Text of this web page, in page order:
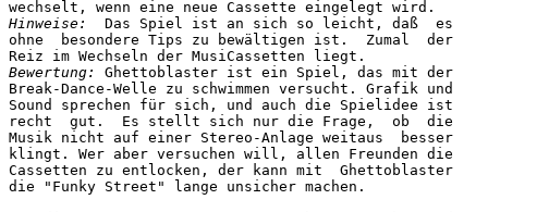
Hinweise:
  Das Spiel ist an sich so leicht, daß  es
ohne  besondere Tips zu bewältigen ist.  Zumal  der
Bewertung:
Ghettoblaster ist ein Spiel, das mit der
Break-Dance-Welle zu schwimmen versucht. Grafik und
Sound sprechen für sich, und auch die Spielidee ist
recht  gut.  Es stellt sich nur die Frage,  ob  die
Musik nicht auf einer Stereo-Anlage weitaus  besser
klingt. Wer aber versuchen will, allen Freunden die
Cassetten zu entlocken, der kann mit  Ghettoblaster
die "Funky Street" lange unsicher machen.